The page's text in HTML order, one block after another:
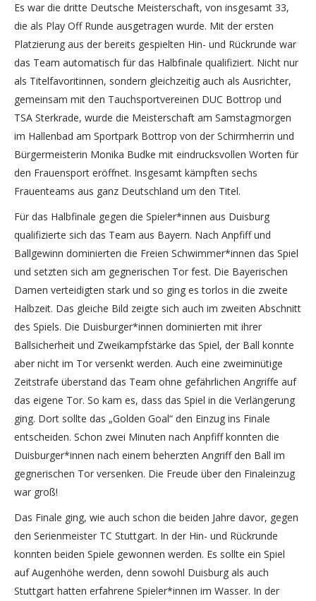
Es war die dritte Deutsche Meisterschaft, von insgesamt 33,
die als Play Off Runde ausgetragen wurde. Mit der ersten
Platzierung aus der bereits gespielten Hin- und Rückrunde war
das Team automatisch für das Halbfinale qualifiziert. Nicht nur
als Titelfavoritinnen, sondern gleichzeitig auch als Ausrichter,
gemeinsam mit den Tauchsportvereinen DUC Bottrop und
TSA Sterkrade, wurde die Meisterschaft am Samstagmorgen
im Hallenbad am Sportpark Bottrop von der Schirmherrin und
Bürgermeisterin Monika Budke mit eindrucksvollen Worten für
den Frauensport eröffnet. Insgesamt kämpften sechs
Frauenteams aus ganz Deutschland um den Titel.
Für das Halbfinale gegen die Spieler*innen aus Duisburg
qualifizierte sich das Team aus Bayern. Nach Anpfiff und
Ballgewinn dominierten die Freien Schwimmer*innen das Spiel
und setzten sich am gegnerischen Tor fest. Die Bayerischen
Damen verteidigten stark und so ging es torlos in die zweite
Halbzeit. Das gleiche Bild zeigte sich auch im zweiten Abschnitt
des Spiels. Die Duisburger*innen dominierten mit ihrer
Ballsicherheit und Zweikampfstärke das Spiel, der Ball konnte
aber nicht im Tor versenkt werden. Auch eine zweiminütige
Zeitstrafe überstand das Team ohne gefährlichen Angriffe auf
das eigene Tor. So kam es, dass das Spiel in die Verlängerung
ging. Dort sollte das „Golden Goal“ den Einzug ins Finale
entscheiden. Schon zwei Minuten nach Anpfiff konnten die
Duisburger*innen nach einem beherzten Angriff den Ball im
gegnerischen Tor versenken. Die Freude über den Finaleinzug
war groß!
Das Finale ging, wie auch schon die beiden Jahre davor, gegen
den Serienmeister TC Stuttgart. In der Hin- und Rückrunde
konnten beiden Spiele gewonnen werden. Es sollte ein Spiel
auf Augenhöhe werden, denn sowohl Duisburg als auch
Stuttgart hatten erfahrene Spieler*innen im Wasser. In der